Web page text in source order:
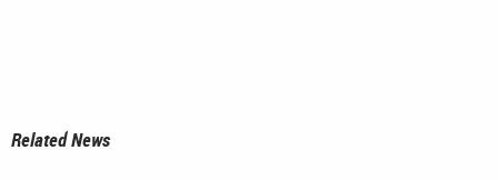
Related News